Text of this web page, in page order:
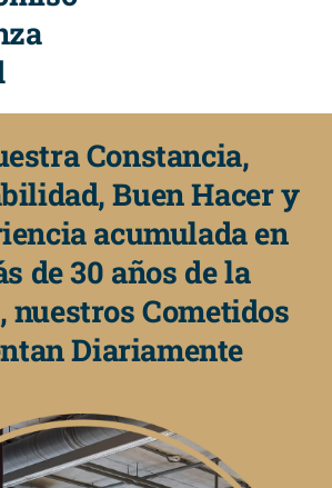
Constancia,
Buen Hacer y
acumulada en
de 30 años de la
nuestros Cometidos
Diariamente